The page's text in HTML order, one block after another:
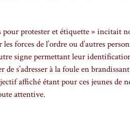
protester et étiquette » incitait
les forces de l’ordre ou d’autres
signe permettant leur
de s’adresser à la foule en
affiché étant pour ces jeunes de
attentive.